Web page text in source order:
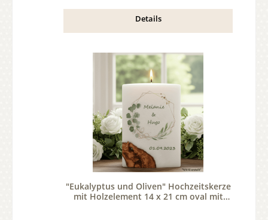
Details
"Eukalyptus und Oliven" Hochzeitskerze
mit Holzelement 14 x 21 cm oval mit